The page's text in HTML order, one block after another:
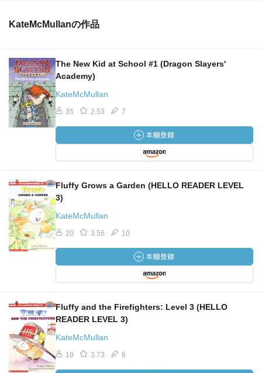
KateMcMullanの作品
The New Kid at School #1 (Dragon Slayers'
Academy)
KateMcMullan
35 2.53 7
Fluffy Grows a Garden (HELLO READER LEVEL
3)
KateMcMullan
20 3.56 10
Fluffy and the Firefighters: Level 3 (HELLO
READER LEVEL 3)
KateMcMullan
19 3.73 6